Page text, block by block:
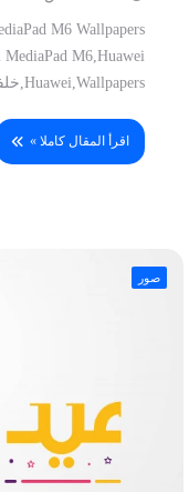
Huawei,Wallpapers,خلفيات...
اقرأ المقال كاملا »
صور